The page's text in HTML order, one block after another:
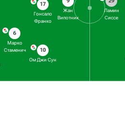
6
Марко
Стаменич
17
Гонсало
Франко
10
Ом Джи Сун
Жан
Випотник
Ламин
Сиссе